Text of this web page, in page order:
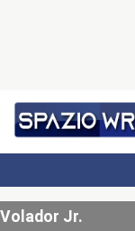
Volador Jr.